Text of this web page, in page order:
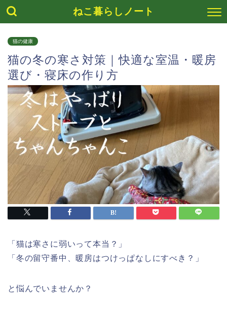
ねこ暮らしノート
猫の健康
猫の冬の寒さ対策｜快適な室温・暖房
選び・寝床の作り方
「猫は寒さに弱いって本当？」
「冬の留守番中、暖房はつけっぱなしにすべき？」
と悩んでいませんか？